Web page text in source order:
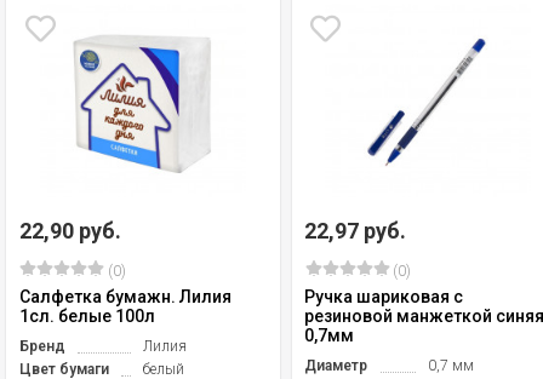
22,90 руб.
(0)
Салфетка бумажн. Лилия
1сл. белые 100л
Бренд
Лилия
Цвет бумаги
белый
22,97 руб.
(0)
Ручка шариковая с
резиновой манжеткой
0,7мм
Диаметр
0,7 мм